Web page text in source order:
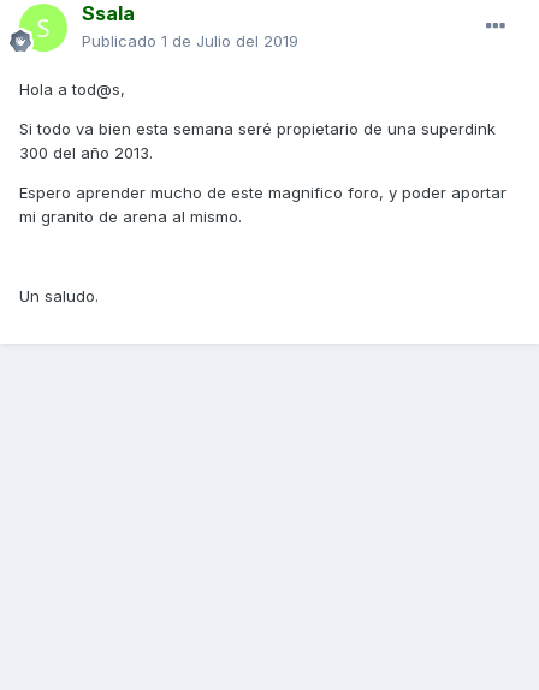
Ssala
Publicado 1 de Julio del 2019
Hola a tod@s,
Si todo va bien esta semana seré propietario de una superdink
300 del año 2013.
Espero aprender mucho de este magnifico foro, y poder aportar
mi granito de arena al mismo.
Un saludo.